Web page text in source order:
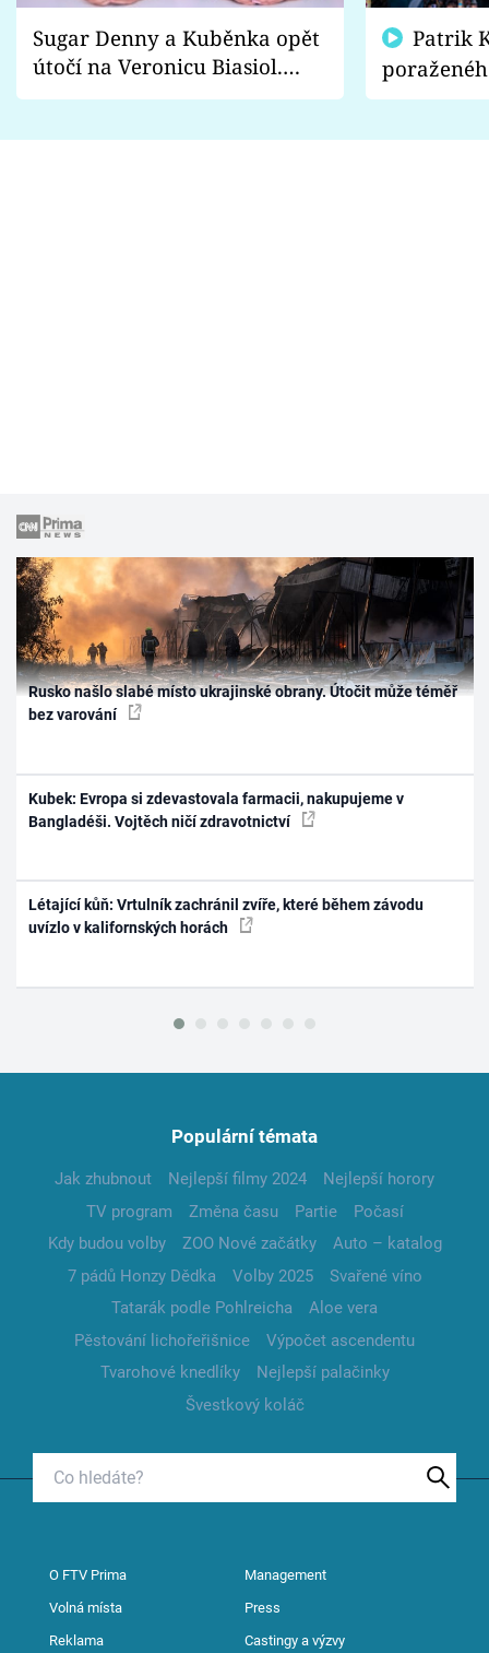
Sugar Denny a Kuběnka opět
útočí na Veronicu Biasiol.
Proč je podle nich falešná a
fanoušci
Rusko našlo slabé místo ukrajinské obrany. Útočit může téměř
bez varování
Kubek: Evropa si zdevastovala farmacii, nakupujeme v
Bangladéši. Vojtěch ničí zdravotnictví
Létající kůň: Vrtulník zachránil zvíře, které během závodu
uvízlo v kalifornských horách
Populární témata
Jak zhubnout Nejlepší filmy 2024
Nejlepší horory
TV program
Změna času Partie
Počasí
Kdy budou volby
ZOO Nové začátky
Auto – katalog
7 pádů Honzy Dědka
Volby 2025
Svařené víno
Tatarák podle Pohlreicha
Aloe vera
Pěstování lichořeřišnice
Výpočet ascendentu
Tvarohové knedlíky
Nejlepší palačinky
Švestkový koláč
O FTV Prima Management
Volná místa Press
Reklama Castingy a výzvy